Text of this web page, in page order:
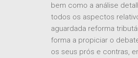
tributação brasileira e
bem como a análise
todos os aspectos
aguardada reforma
forma a propiciar o